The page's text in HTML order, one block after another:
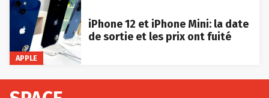
APPLE
iPhone 12 et iPhone Mini: la date
de sortie et les prix ont fuité